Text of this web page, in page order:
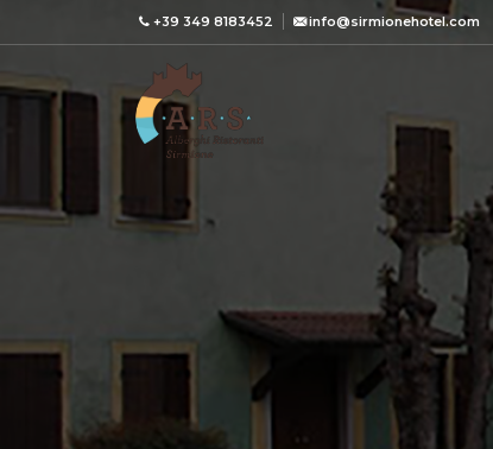
+39 349 8183452 info@sirmionehotel.com